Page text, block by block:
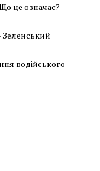
це означає?
Зеленський
водійського